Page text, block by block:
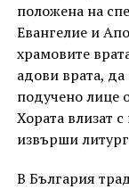
положена на
Евангелие и
храмовите
адови врата, да
подучено лице
Хората влизат
извърши
В България